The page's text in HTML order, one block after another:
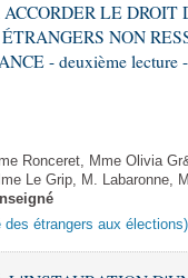
ACCORDER LE
NON
- deuxième lecture
Ronceret, Mme Olivia
Le Grip, M. Labaronne,
étrangers aux élections)